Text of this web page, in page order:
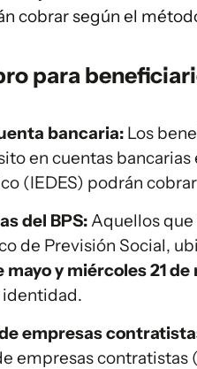
cobrar según el
para
bancaria: Los
en cuentas
(IEDES) podrán
del BPS:Aquellos
de Previsión Social,
mayo y miércoles 21 de
identidad.
empresas
empresas contratistas